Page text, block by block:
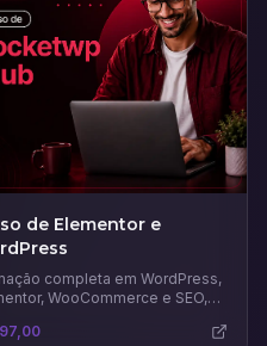
de Elementor e
completa em WordPress,
WooCommerce e SEO,
landing pages, sites